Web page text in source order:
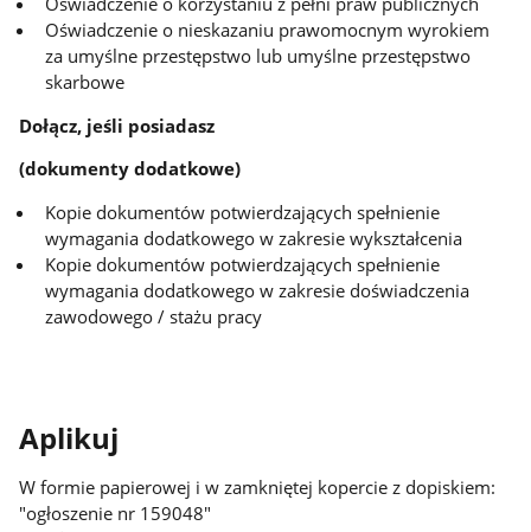
Oświadczenie o nieskazaniu prawomocnym wyrokiem
za umyślne przestępstwo lub umyślne przestępstwo
skarbowe
Dołącz, jeśli posiadasz
(dokumenty dodatkowe)
Kopie dokumentów potwierdzających spełnienie
wymagania dodatkowego w zakresie wykształcenia
Kopie dokumentów potwierdzających spełnienie
wymagania dodatkowego w zakresie doświadczenia
zawodowego / stażu pracy
Aplikuj
W formie papierowej i w zamkniętej kopercie z dopiskiem:
"ogłoszenie nr 159048"